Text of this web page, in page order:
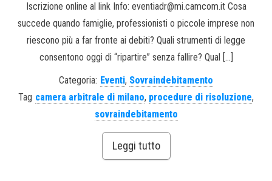
Iscrizione online al link Info: eventiadr@mi.camcom.it Cosa
succede quando famiglie, professionisti o piccole imprese non
riescono più a far fronte ai debiti? Quali strumenti di legge
consentono oggi di “ripartire” senza fallire? Qual […]
Categoria: Eventi, Sovraindebitamento
Tag camera arbitrale di milano, procedure di risoluzione,
sovraindebitamento
Leggi tutto